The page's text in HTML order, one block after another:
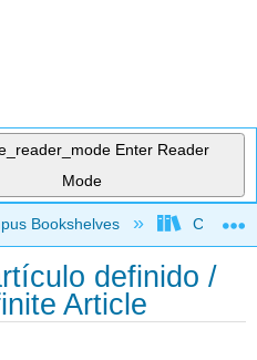
Enter Reader
Mode
hierarchy
Bookshelves Cañada
definido /
Article